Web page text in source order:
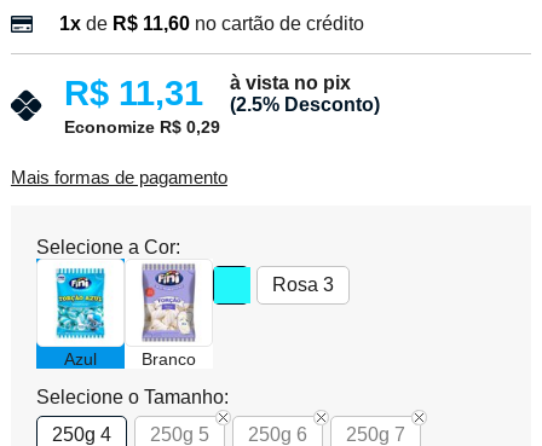
1xde R$ 11,60 no cartão de crédito
R$ 11,31
à vista no pix
(2.5% Desconto)
Economize R$ 0,29
Mais formas de pagamento
Selecione a Cor:
Azul Branco
Rosa 3
Selecione o Tamanho:
250g 4
250g 5 250g 6 250g 7